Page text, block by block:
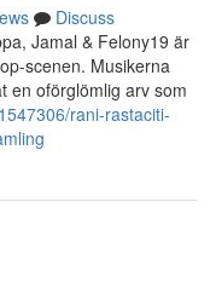
Discuss
Jamal & Felony19 är
scenen. Musikerna
en oförglömlig arv som
rani-rastaciti-